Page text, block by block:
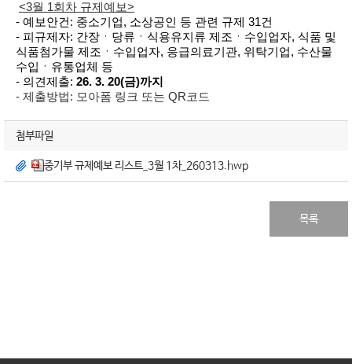
<3월 1회차 규제예보>
- 예보안건: 중소기업, 소상공인 등 관련 규제 31건
- 피규제자: 간장ㆍ당류ㆍ식용유지류 제조ㆍ수입업자, 식품 및
식품첨가물 제조ㆍ수입업자, 응급의료기관, 위탁기업, 수산물
수입ㆍ유통업체 등
- 의견제출: 26. 3. 20(금)까지
- 제출방법: 모아폼 링크 또는 QR코드
첨부파일
중기부 규제예보 리스트_3월 1차_260313.hwp
목록